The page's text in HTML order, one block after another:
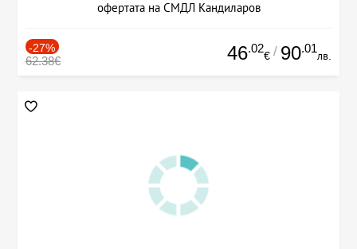
офертата на СМДЛ Кандиларов
-27%
62.38€ 46.02
€ / 90.01
лв.